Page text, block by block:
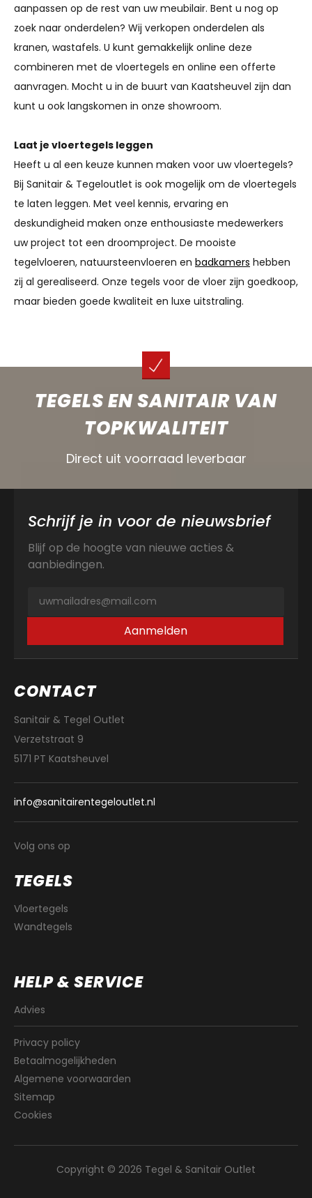
aanpassen op de rest van uw meubilair. Bent u nog op
zoek naar onderdelen? Wij verkopen onderdelen als
kranen, wastafels. U kunt gemakkelijk online deze
combineren met de vloertegels en online een offerte
aanvragen. Mocht u in de buurt van Kaatsheuvel zijn dan
kunt u ook langskomen in onze showroom.
Laat je vloertegels leggen
Heeft u al een keuze kunnen maken voor uw vloertegels?
Bij Sanitair & Tegeloutlet is ook mogelijk om de vloertegels
te laten leggen. Met veel kennis, ervaring en
deskundigheid maken onze enthousiaste medewerkers
uw project tot een droomproject. De mooiste
tegelvloeren, natuursteenvloeren en badkamers hebben
zij al gerealiseerd. Onze tegels voor de vloer zijn goedkoop,
maar bieden goede kwaliteit en luxe uitstraling.
TEGELS EN SANITAIR VAN
TOPKWALITEIT
Direct uit voorraad leverbaar
Schrijf je in voor de nieuwsbrief
Blijf op de hoogte van nieuwe acties &
aanbiedingen.
Aanmelden
CONTACT
Sanitair & Tegel Outlet
Verzetstraat 9
5171 PT Kaatsheuvel
info@sanitairentegeloutlet.nl
Volg ons op
TEGELS
Vloertegels
Wandtegels
HELP & SERVICE
Advies
Privacy policy
Betaalmogelijkheden
Algemene voorwaarden
Sitemap
Cookies
Copyright © 2026 Tegel & Sanitair Outlet